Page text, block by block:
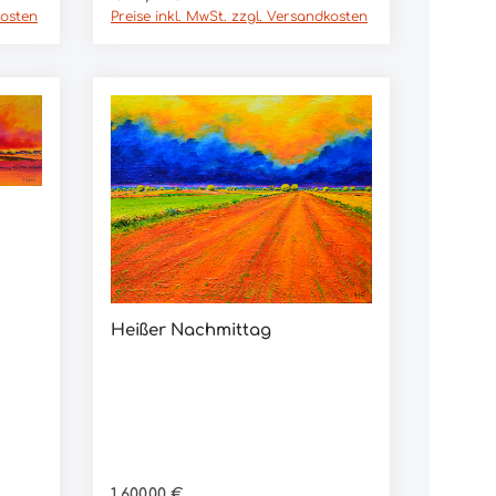
Preise inkl. MwSt. zzgl. Versandkosten
Heißer Nachmittag